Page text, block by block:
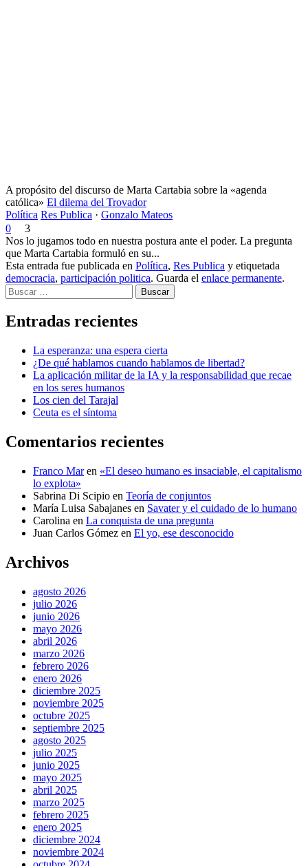
A propósito del discurso de Marta Cartabia sobre la «agenda
católica» El dilema del Trovador
Política Res Publica · Gonzalo Mateos
0
3
Nos lo jugamos todo en nuestra postura ante el poder. La pregunta
que Marta Cartabia formuló en su...
Esta entrada fue publicada en Política, Res Publica y etiquetada
democracia, participación politica. Guarda el enlace permanente.
Buscar
Entradas recientes
La esperanza: una espera cierta
¿De qué hablamos cuando hablamos de libertad?
La aplicación militar de la IA y la responsabilidad que recae
en los seres humanos
Los cien del Tarajal
Ceuta es el síntoma
Comentarios recientes
Franco Maren «El deseo humano es insaciable, el capitalismo
lo explota»
Sabrina Di Scipio en Teoría de conjuntos
María Luisa Sabajanes en Savater y el cuidado de lo humano
Carolina en La conquista de una pregunta
Juan Carlos Gómez en El yo, ese desconocido
Archivos
agosto 2026
julio 2026
junio 2026
mayo 2026
abril 2026
marzo 2026
febrero 2026
enero 2026
diciembre 2025
noviembre 2025
octubre 2025
septiembre 2025
agosto 2025
julio 2025
junio 2025
mayo 2025
abril 2025
marzo 2025
febrero 2025
enero 2025
diciembre 2024
noviembre 2024